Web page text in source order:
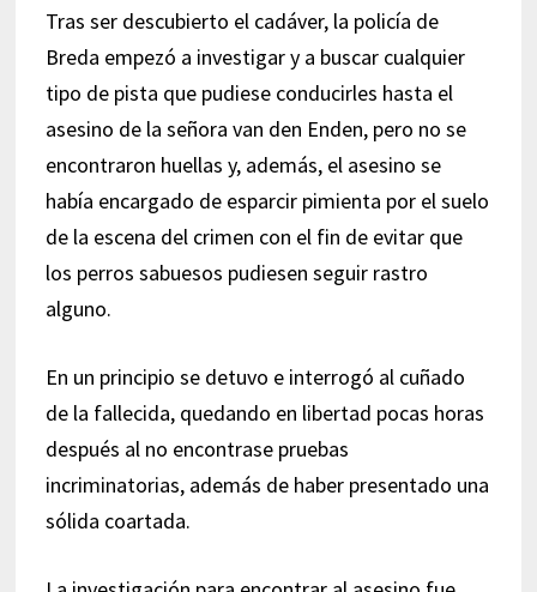
Tras ser descubierto el cadáver, la policía de
Breda empezó a investigar y a buscar cualquier
tipo de pista que pudiese conducirles hasta el
asesino de la señora van den Enden, pero no se
encontraron huellas y, además, el asesino se
había encargado de esparcir pimienta por el suelo
de la escena del crimen con el fin de evitar que
los perros sabuesos pudiesen seguir rastro
alguno.
En un principio se detuvo e interrogó al cuñado
de la fallecida, quedando en libertad pocas horas
después al no encontrase pruebas
incriminatorias, además de haber presentado una
sólida coartada.